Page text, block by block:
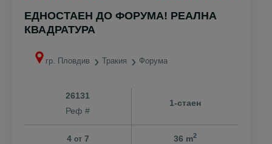
ЕДНОСТАЕН ДО ФОРУМА! РЕАЛНА
КВАДРАТУРА
гр. Пловдив Тракия Форума
26131
Реф #
1-стаен
4 от7
36 m2